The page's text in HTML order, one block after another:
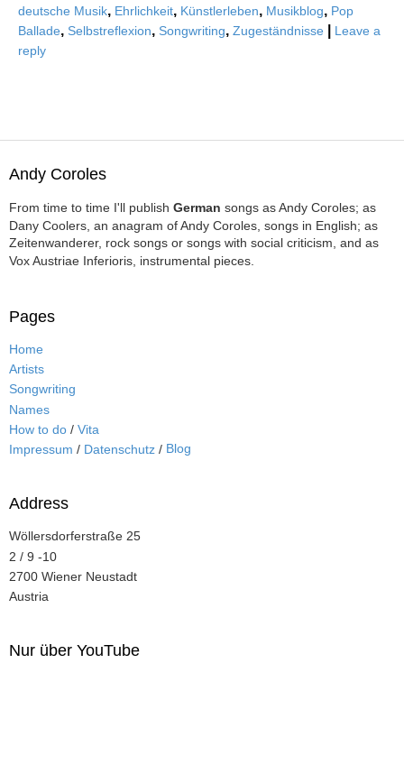
deutsche Musik, Ehrlichkeit, Künstlerleben, Musikblog, Pop
Ballade, Selbstreflexion, Songwriting, Zugeständnisse
Leave a
reply
Andy Coroles
From time to time I'll publish German songs as Andy Coroles; as
Dany Coolers, an anagram of Andy Coroles, songs in English; as
Zeitenwanderer, rock songs or songs with social criticism, and as
Vox Austriae Inferioris, instrumental pieces.
Pages
Home
Artists
Songwriting
Names
How to do / Vita
Impressum / Datenschutz / Blog
Address
Wöllersdorferstraße 25
2 / 9 -10
2700 Wiener Neustadt
Austria
Nur über YouTube